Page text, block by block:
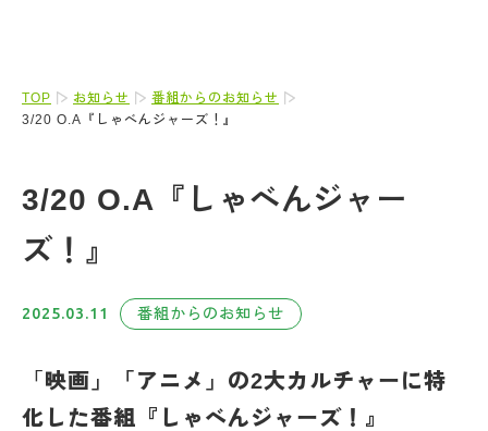
TOP お知らせ
番組からのお知らせ
3/20 O.A『しゃべんジャーズ！』
3/20 O.A『しゃべんジャー
ズ！』
2025.03.11 番組からのお知らせ
「 映画」「アニメ」の2大カルチャーに特
化した番組『しゃべんジャーズ！』